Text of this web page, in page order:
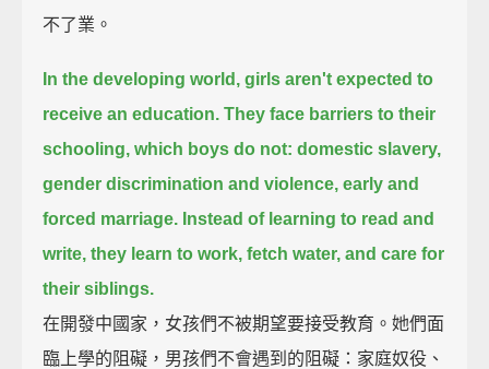
不了業。
In the developing world, girls aren't expected to
receive an education. They face barriers to their
schooling, which boys do not: domestic slavery,
gender discrimination and violence, early and
forced marriage. Instead of learning to read and
write, they learn to work, fetch water, and care for
their siblings.
在開發中國家，女孩們不被期望要接受教育。她們面
臨上學的阻礙，男孩們不會遇到的阻礙：家庭奴役、